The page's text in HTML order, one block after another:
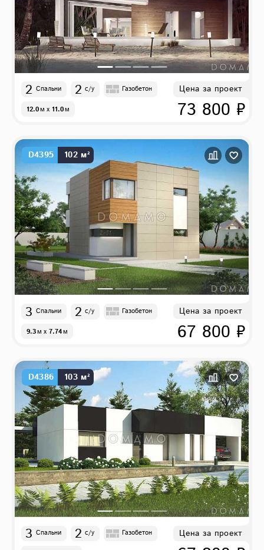
2 Спальни 2 с/у Газобетон
12.0м x 11.0м
Цена за проект
73 800 ₽
D4395 102 м²
3 Спальни 2 с/у Газобетон
9.3м x 7.74м
Цена за проект
67 800 ₽
D4386 103 м²
3 Спальни 2 с/у Газобетон Цена за проект